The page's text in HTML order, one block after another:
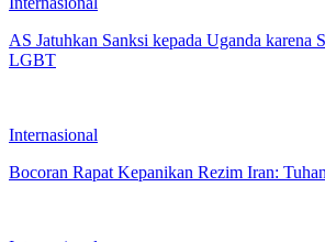
AS Jatuhkan Sanksi kepada Uganda karena
LGBT
Internasional
Bocoran Rapat Kepanikan Rezim Iran: